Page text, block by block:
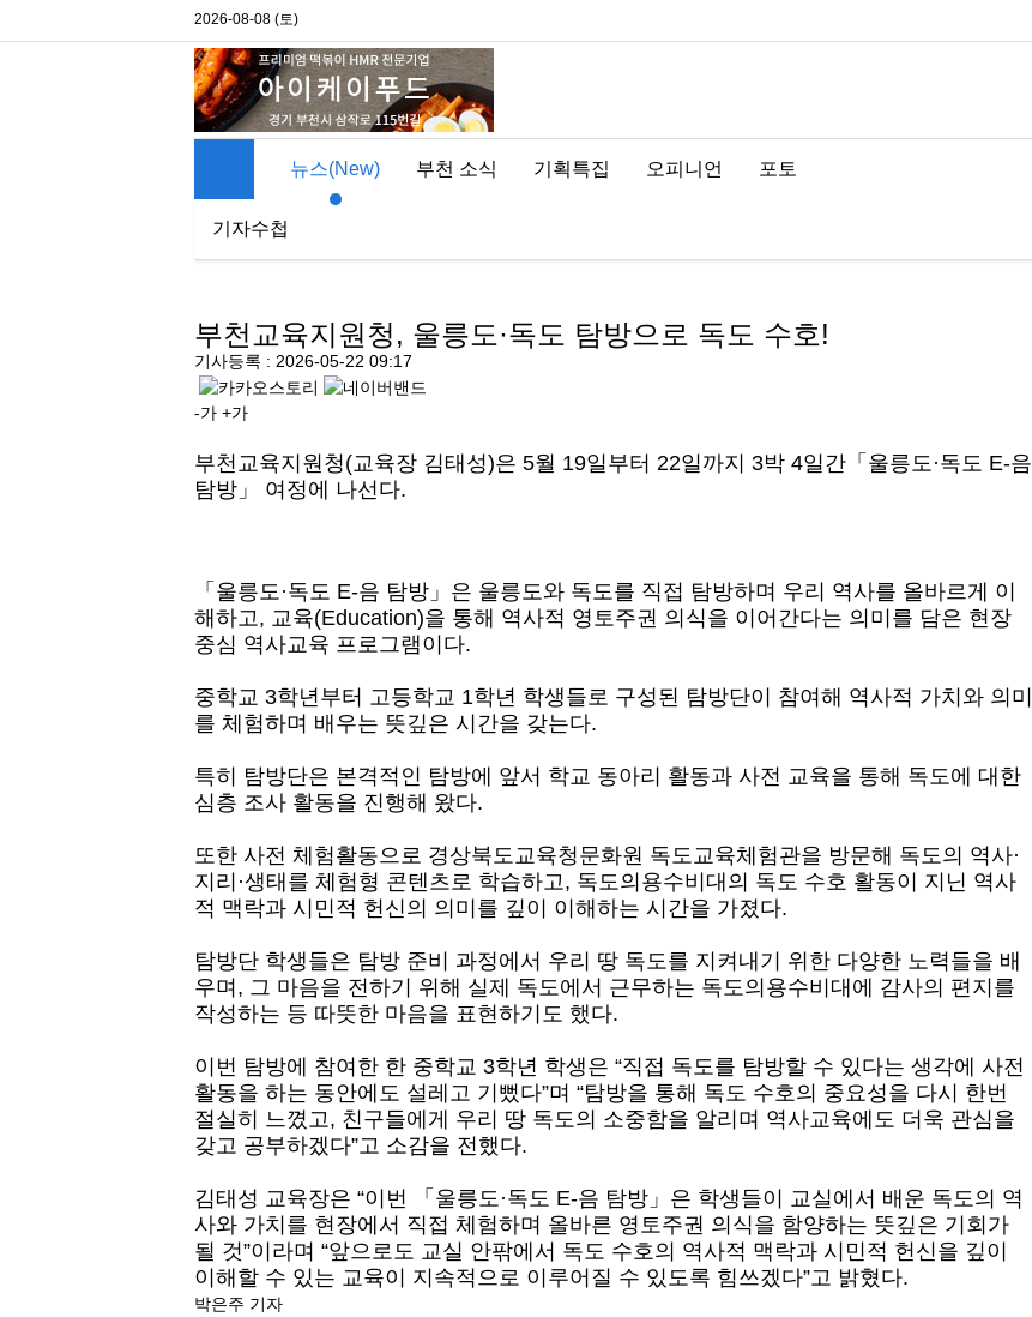
2026-08-08 (토)
뉴스(New) 부천 소식 기획특집 오피니언 포토
기자수첩
부천교육지원청, 울릉도·독도 탐방으로 독도 수호!
기사등록 : 2026-05-22 09:17
-가 +가
부천교육지원청(교육장 김태성)은 5월 19일부터 22일까지 3박 4일간「울릉도·독도 E-음
탐방」 여정에 나선다.
「울릉도·독도 E-음 탐방」은 울릉도와 독도를 직접 탐방하며 우리 역사를 올바르게 이
해하고, 교육(Education)을 통해 역사적 영토주권 의식을 이어간다는 의미를 담은 현장
중심 역사교육 프로그램이다.
중학교 3학년부터 고등학교 1학년 학생들로 구성된 탐방단이 참여해 역사적 가치와 의미
를 체험하며 배우는 뜻깊은 시간을 갖는다.
특히 탐방단은 본격적인 탐방에 앞서 학교 동아리 활동과 사전 교육을 통해 독도에 대한
심층 조사 활동을 진행해 왔다.
또한 사전 체험활동으로 경상북도교육청문화원 독도교육체험관을 방문해 독도의 역사·
지리·생태를 체험형 콘텐츠로 학습하고, 독도의용수비대의 독도 수호 활동이 지닌 역사
적 맥락과 시민적 헌신의 의미를 깊이 이해하는 시간을 가졌다.
탐방단 학생들은 탐방 준비 과정에서 우리 땅 독도를 지켜내기 위한 다양한 노력들을 배
우며, 그 마음을 전하기 위해 실제 독도에서 근무하는 독도의용수비대에 감사의 편지를
작성하는 등 따뜻한 마음을 표현하기도 했다.
이번 탐방에 참여한 한 중학교 3학년 학생은 “직접 독도를 탐방할 수 있다는 생각에 사전
활동을 하는 동안에도 설레고 기뻤다”며 “탐방을 통해 독도 수호의 중요성을 다시 한번
절실히 느꼈고, 친구들에게 우리 땅 독도의 소중함을 알리며 역사교육에도 더욱 관심을
갖고 공부하겠다”고 소감을 전했다.
김태성 교육장은 “이번 「울릉도·독도 E-음 탐방」은 학생들이 교실에서 배운 독도의 역
사와 가치를 현장에서 직접 체험하며 올바른 영토주권 의식을 함양하는 뜻깊은 기회가
될 것”이라며 “앞으로도 교실 안팎에서 독도 수호의 역사적 맥락과 시민적 헌신을 깊이
이해할 수 있는 교육이 지속적으로 이루어질 수 있도록 힘쓰겠다”고 밝혔다.
박은주 기자